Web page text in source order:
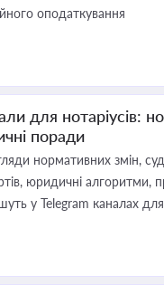
оподаткування
для нотаріусів:
поради
нормативних змін,
юридичні алгоритми,
у Telegram каналах для